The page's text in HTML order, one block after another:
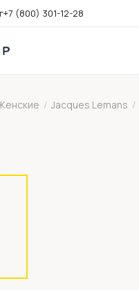
+7 (800) 301-12-28
/ Jacques Lemans /